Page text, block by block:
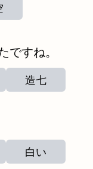
ですね。
造七
白い